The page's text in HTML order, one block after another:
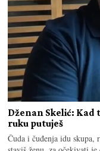
Dženan Skelić: Kad
ruku putuješ
Čuda i čuđenja idu skupa,